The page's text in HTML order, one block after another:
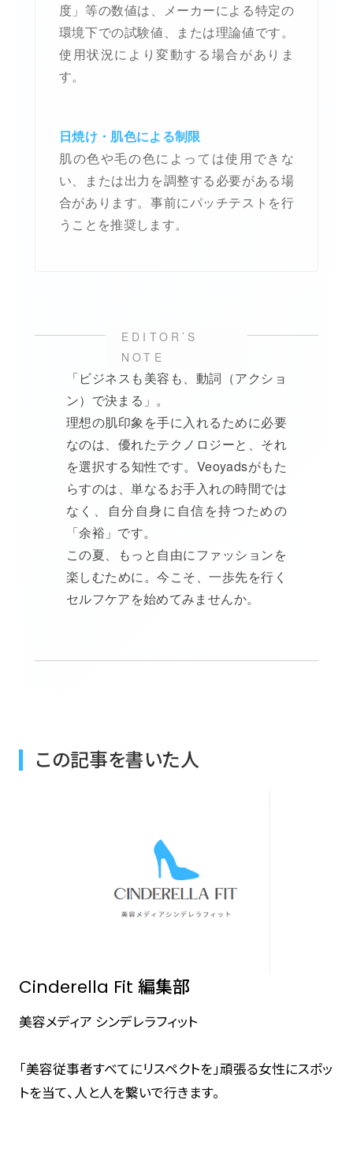
度」等の数値は、メーカーによる特定の
環境下での試験値、または理論値です。
使用状況により変動する場合がありま
す。
日焼け・肌色による制限
肌の色や毛の色によっては使用できな
い、または出力を調整する必要がある場
合があります。事前にパッチテストを行
うことを推奨します。
「ビジネスも美容も、動詞（アクショ
ン）で決まる」。
理想の肌印象を手に入れるために必要
なのは、優れたテクノロジーと、それ
を選択する知性です。Veoyadsがもた
らすのは、単なるお手入れの時間では
なく、自分自身に自信を持つための
「余裕」です。
この夏、もっと自由にファッションを
楽しむために。今こそ、一歩先を行く
セルフケアを始めてみませんか。
この記事を書いた人
Cinderella Fit 編集部
美容メディア シンデレラフィット
「美容従事者すべてにリスペクトを」頑張る女性にスポッ
トを当て、人と人を繋いで行きます。